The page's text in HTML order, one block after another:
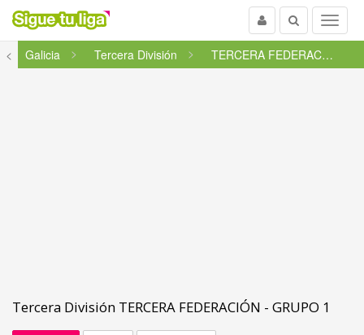
Menu
Buscar
Usuario
<
Galicia Tercera División TERCERA FEDERACIÓN - GRUPO 1
Tercera División TERCERA FEDERACIÓN - GRUPO 1